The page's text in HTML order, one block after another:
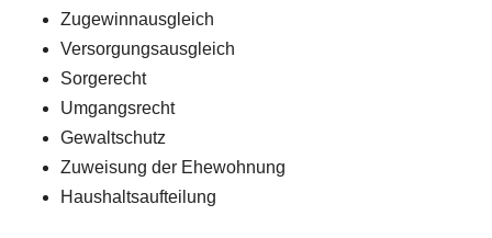
Zugewinnausgleich
Versorgungsausgleich
Sorgerecht
Umgangsrecht
Gewaltschutz
Zuweisung der Ehewohnung
Haushaltsaufteilung